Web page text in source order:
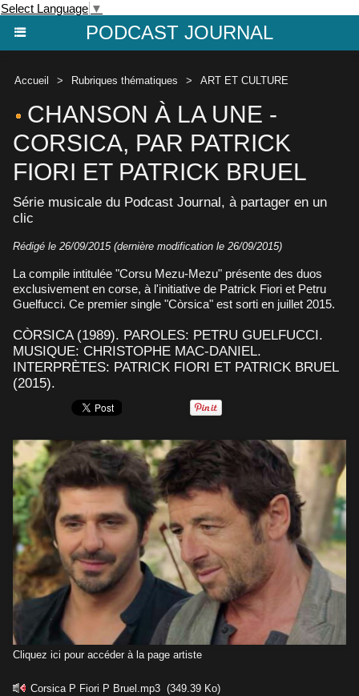
Select Language ▼
PODCAST JOURNAL
Accueil > Rubriques thématiques > ART ET CULTURE
CHANSON À LA UNE -
CORSICA, PAR PATRICK
FIORI ET PATRICK BRUEL
Série musicale du Podcast Journal, à partager en un
clic
Rédigé le 26/09/2015 (dernière modification le 26/09/2015)
La compile intitulée "Corsu Mezu-Mezu" présente des duos
exclusivement en corse, à l'initiative de Patrick Fiori et Petru
Guelfucci. Ce premier single "Còrsica" est sorti en juillet 2015.
CÒRSICA (1989). PAROLES: PETRU GUELFUCCI.
MUSIQUE: CHRISTOPHE MAC-DANIEL.
INTERPRÈTES: PATRICK FIORI ET PATRICK BRUEL
(2015).
Cliquez ici pour accéder à la page artiste
Corsica P Fiori P Bruel.mp3 (349.39 Ko)